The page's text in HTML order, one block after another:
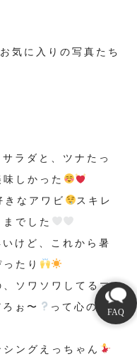
気に入りの写真たち
ラダと、ツナたっ
しかった
きなアワビ
スキレ
でした
いけど、これから暑
たり
ソワソワしてるマ
ぉ〜
って心の声
ングえっちゃん